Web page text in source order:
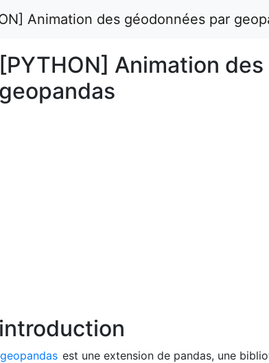
Animation des géodonnées par
[PYTHON] Animation
geopandas
introduction
geopandas est une extension de pandas, une